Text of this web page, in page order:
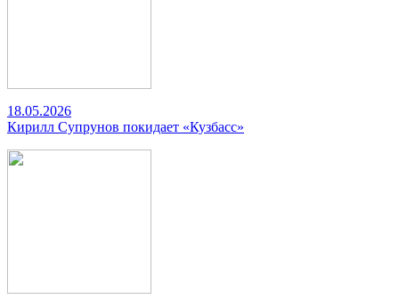
18.05.2026
Кирилл Супрунов покидает «Кузбасс»